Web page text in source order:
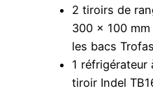
2 tiroirs de
300 x 100
les bacs
1 réfrigérateur
tiroir Indel